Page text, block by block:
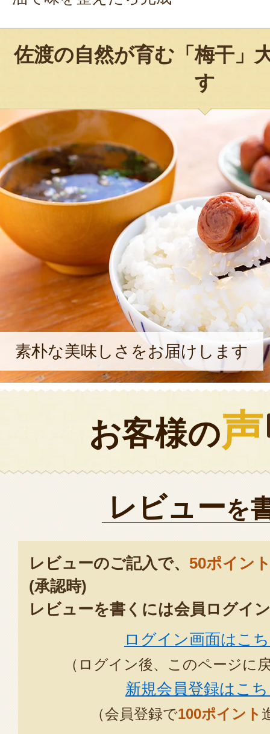
佐渡の自然が育む「梅干」
す
素朴な美味しさをお届けします
お客様の声
レビューを
レビューのご記入で、 50ポイン
(承認時)
レビューを書くには会員ログイ
ログイン画面はこ
（ログイン後、このページに
新規会員登録はこ
（会員登録で100ポイント